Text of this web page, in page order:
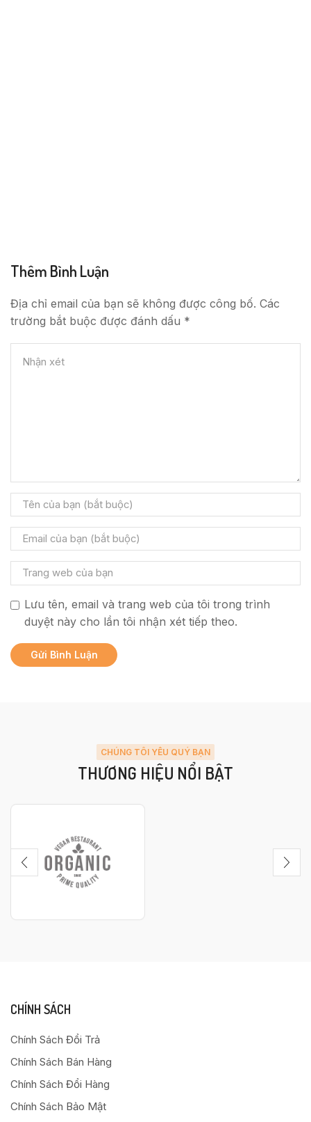
Thêm Bình Luận
Địa chỉ email của bạn sẽ không được công bố. Các
trường bắt buộc được đánh dấu *
Lưu tên, email và trang web của tôi trong trình
duyệt này cho lần tôi nhận xét tiếp theo.
CHÚNG TÔI YÊU QUÝ BẠN
THƯƠNG HIỆU NỔI BẬT
CHÍNH SÁCH
Chính Sách Đổi Trả
Chính Sách Bán Hàng
Chính Sách Đổi Hàng
Chính Sách Bảo Mật